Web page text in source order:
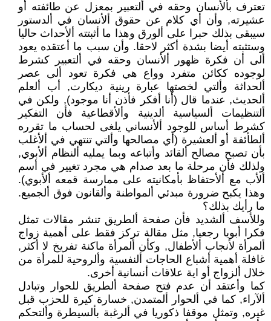
تعترف بألأنسان وحقه في ألتعبير بمعزل عن طائفته أو
عشيرته, وأن أي كلام عن حقوق ألأنسان في ألدستور
سيبقى بذلك حبرا على ألورق وهذا ما أثبتته ألأحداث حاليا
وستثبته أيضا بشدة أكثر لاحقا. وأن سبب ما أعتقده يعود
ألى أن فكرة ظهور ألأنسان وحقه في ألتعبير كشرط
لوجوده ككائن متفرد وواع هي فكرة تعود ألى عصر
ألحداثة وألتي لخصتها عبارة رينية ديكارت, أب ألعلم
ألحديث, عندما قال (أنا أفكر فأذن أنا موجود), ولكن في
ألتنظيمات ألسياسية ألدينية وألأقطاعية فأن التفكير
كشرط أساس للوجود ألأنساني يلغى لحساب ما تقرره
ألطأئفة أو ألعشيرة (أي مصالحها وألتي تنتهي في ألأغلب
بأن تصبح مصالح ألقائد وأتباعه وبما يمليه ألنظام ألأبوي,
ولذلك فأن مرحلة ما بعد صدام هي مجرد تغيير في أسم
ألأب مع ألأحتفاظ بأمكانيته على ممارسة قمعه ألأبوي).
وهذا يكبح ضرورة مبدئي ألمواطنة وألقانون فوق ألجميع.
ما رأيك بذلك؟
وللأسف ألشديد فأن صفحة ألطريق تنشر مقالات تمثل
فكرا أبويا رجعيا, مثل مقالة تركز فقط على أهمية زواج
ألمرأة لأنجاب ألأطفال, وكأن ألمرأة ماكنة تفريخ لا أكثر,
غافلة أهمية أشباع الحاجات ألنفسية وألروحية للمرأة من
خلال ألزواج أو اية علاقات أنسانية أخرى.
كما وأعتقد أن عدم فتح صفحة ألطريق للحوار وتبادل
ألآراء, كما في ألحوار ألمتمدن, خسارة كيرة للحزب قبل
غيره, وتمثل موقفا ذكوريا في ألرغبة بألسيطرة وألتحكم